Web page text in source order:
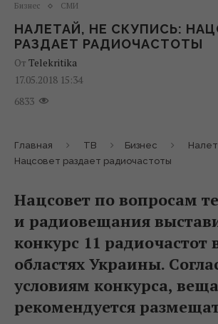
Бизнес СМИ
НАЛЕТАЙ, НЕ СКУПИСЬ:
РАЗДАЕТ РАДИОЧАСТОТЫ
От Telekritika
17.05.2018 15:34
6833
Главная ТВ Бизнес
Нацсовет раздает радиочастоты
Нацсовет по вопросам
и радиовещания
конкурс 11 радиочастот
областях Украины.
условиям конкурса,
рекомендуется